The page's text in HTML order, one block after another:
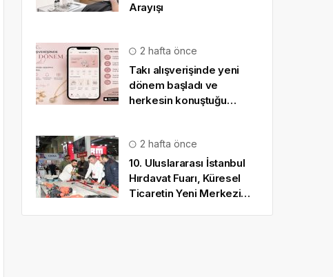
Arayışı
2 hafta önce
Takı alışverişinde yeni
dönem başladı ve
herkesin konuştuğu
2 hafta önce
10. Uluslararası İstanbul
Hırdavat Fuarı, Küresel
Ticaretin Yeni Merkezi